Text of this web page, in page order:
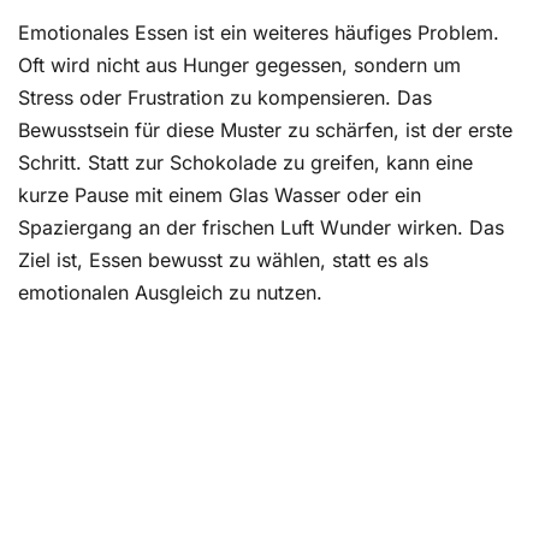
Emotionales Essen ist ein weiteres häufiges Problem.
Oft wird nicht aus Hunger gegessen, sondern um
Stress oder Frustration zu kompensieren. Das
Bewusstsein für diese Muster zu schärfen, ist der erste
Schritt. Statt zur Schokolade zu greifen, kann eine
kurze Pause mit einem Glas Wasser oder ein
Spaziergang an der frischen Luft Wunder wirken. Das
Ziel ist, Essen bewusst zu wählen, statt es als
emotionalen Ausgleich zu nutzen.